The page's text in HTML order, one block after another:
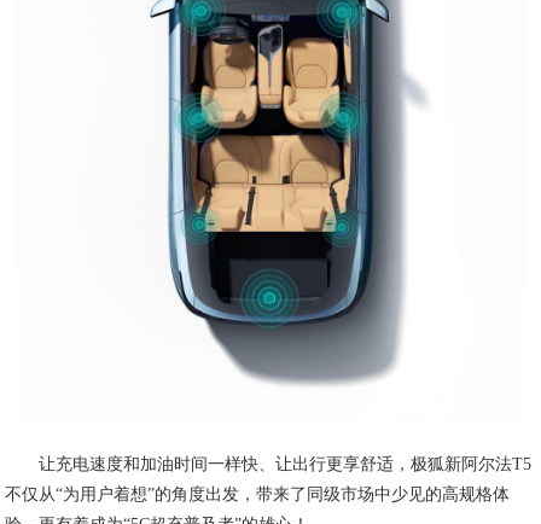
让充电速度和加油时间一样快、让出行更享舒适，极狐新阿尔法T5
不仅从“为用户着想”的角度出发，带来了同级市场中少见的高规格体